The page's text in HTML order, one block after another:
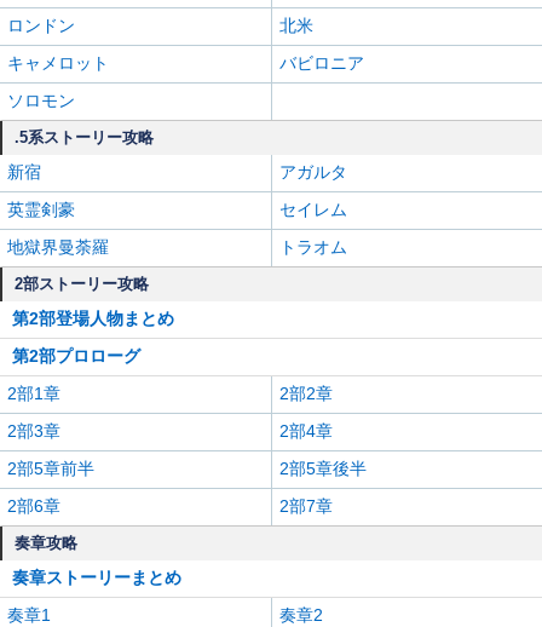
ロンドン
北米
キャメロット
バビロニア
ソロモン
.5系ストーリー攻略
新宿
アガルタ
英霊剣豪
セイレム
地獄界曼荼羅
トラオム
2部ストーリー攻略
第2部登場人物まとめ
第2部プロローグ
2部1章
2部2章
2部3章
2部4章
2部5章前半
2部5章後半
2部6章
2部7章
奏章攻略
奏章ストーリーまとめ
奏章1
奏章2